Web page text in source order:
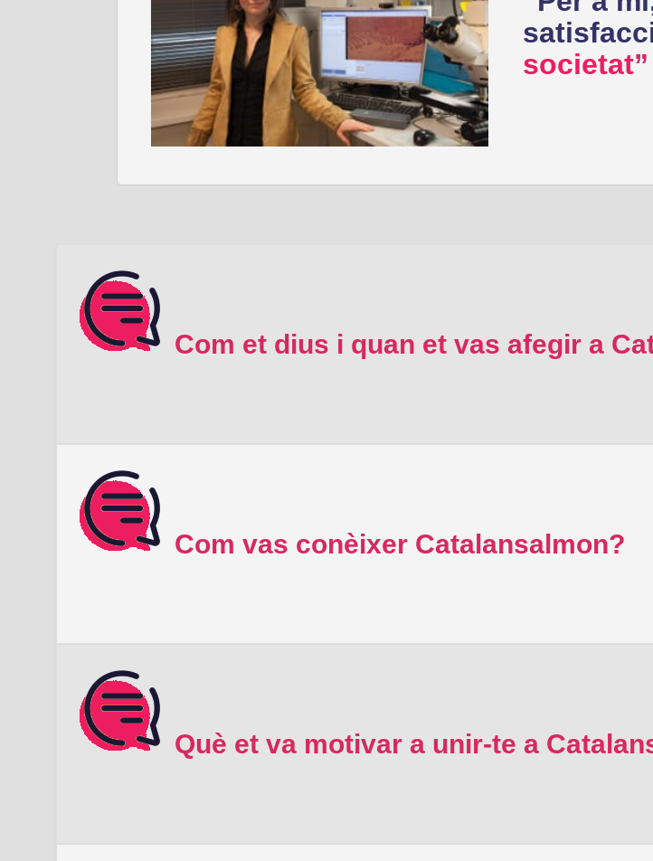
societat
Com et dius i quan et vas afegir a
Com vas conèixer Catalansalmon?
Què et va motivar a unir-te a